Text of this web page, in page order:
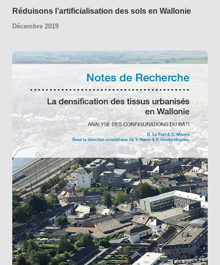
Réduisons l’artificialisation des sols en Wallonie
Décembre 2019